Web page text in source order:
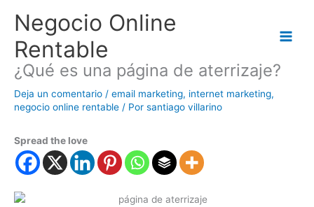
Negocio Online
Rentable
¿Qué es una página de aterrizaje?
Deja un comentario / email marketing, internet marketing,
negocio online rentable / Por santiago villarino
Spread the love